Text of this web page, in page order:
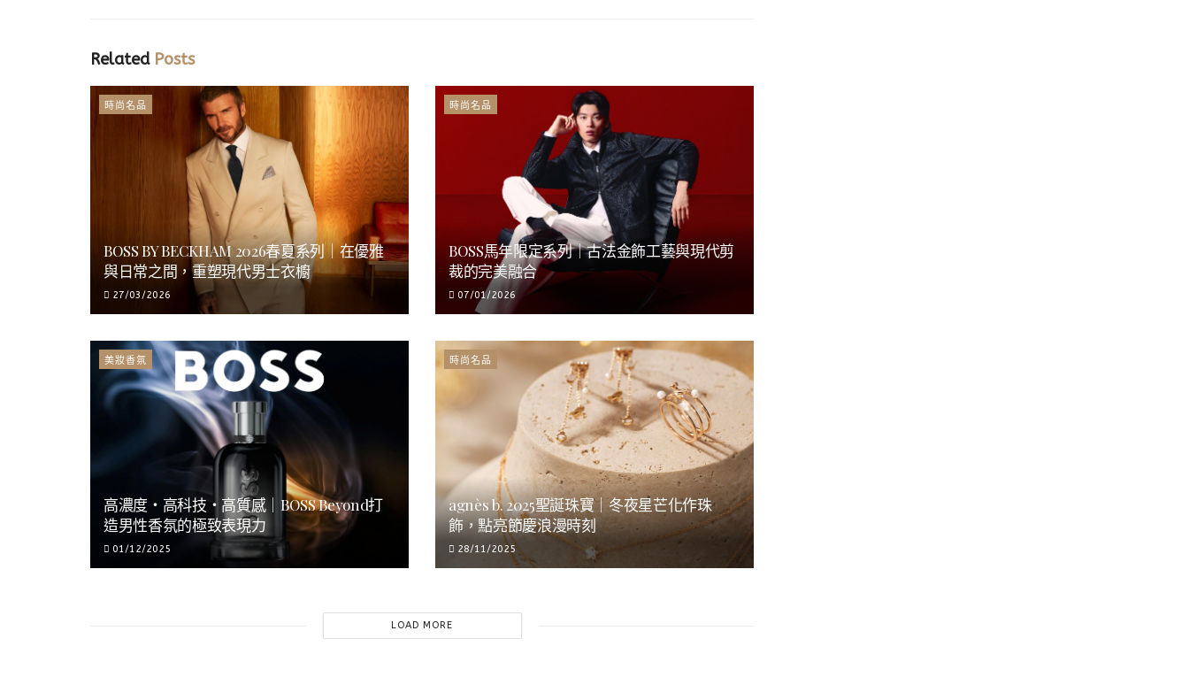
RelatedPosts
時尚名品
BOSS BY BECKHAM 2026春夏系列｜在優雅
與日常之間，重塑現代男士衣櫥
27/03/2026
時尚名品
BOSS馬年限定系列｜古法金飾工藝與現代剪
裁的完美融合
07/01/2026
美妝香氛
高濃度・高科技・高質感｜BOSS Beyond打
造男性香氛的極致表現力
01/12/2025
時尚名品
agnès b. 2025聖誕珠寶｜冬夜星芒化作珠
飾，點亮節慶浪漫時刻
28/11/2025
LOAD MORE